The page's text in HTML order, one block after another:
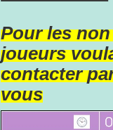
Pour les
joueurs
contacter
vous